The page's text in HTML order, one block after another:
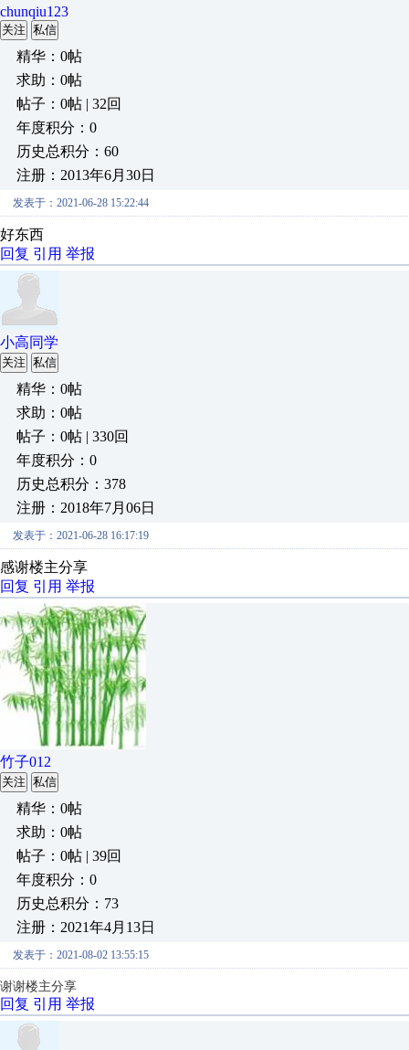
chunqiu123
关注 私信
精华：0帖
求助：0帖
帖子：0帖 | 32回
年度积分：0
历史总积分：60
注册：2013年6月30日
发表于：2021-06-28 15:22:44
好东西
回复 引用 举报
小高同学
关注 私信
精华：0帖
求助：0帖
帖子：0帖 | 330回
年度积分：0
历史总积分：378
注册：2018年7月06日
发表于：2021-06-28 16:17:19
感谢楼主分享
回复 引用 举报
竹子012
关注 私信
精华：0帖
求助：0帖
帖子：0帖 | 39回
年度积分：0
历史总积分：73
注册：2021年4月13日
发表于：2021-08-02 13:55:15
谢谢楼主分享
回复 引用 举报